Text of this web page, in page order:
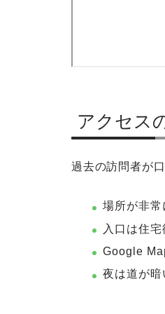
アクセス
過去の訪問者が
場所が非常
入口は住
Google
夜は道が